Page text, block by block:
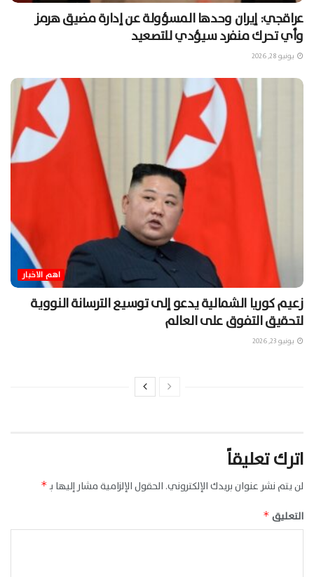
عراقجي: إيران وحدها المسؤولة عن إدارة مضيق هرمز
وأي تحرك منفرد سيؤدي للتصعيد
يونيو 28, 2026
اهم الاخبار
زعيم كوريا الشمالية يدعو إلى توسيع الترسانة النووية
لتحقيق التفوق على العالم
يونيو 23, 2026
اترك تعليقاً
لن يتم نشر عنوان بريدك الإلكتروني. الحقول الإلزامية مشار إليها بـ*
التعليق *